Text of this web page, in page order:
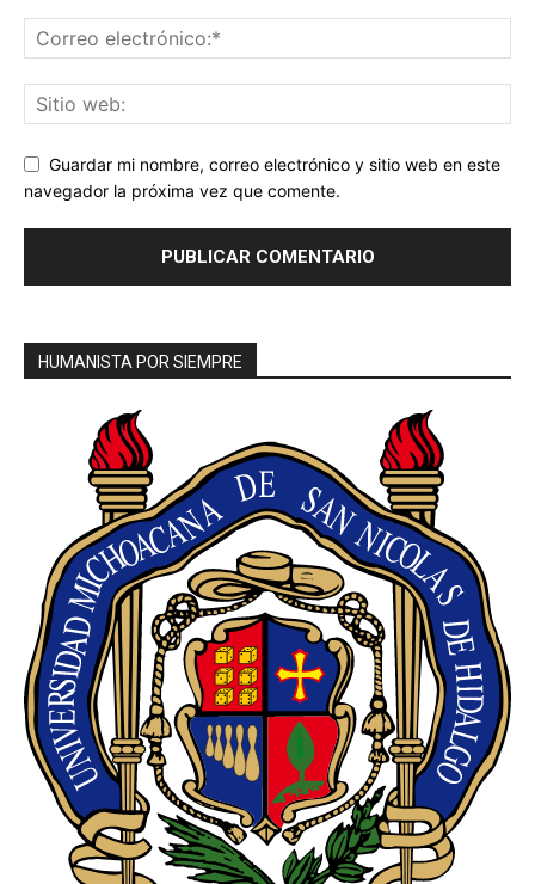
Guardar mi nombre, correo electrónico y sitio web en este
navegador la próxima vez que comente.
HUMANISTA POR SIEMPRE